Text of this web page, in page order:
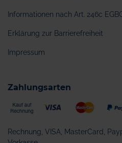
Informationen nach Art. 246c
Erklärung zur Barrierefreiheit
Impressum
Zahlungsarten
Rechnung, VISA, MasterCard,